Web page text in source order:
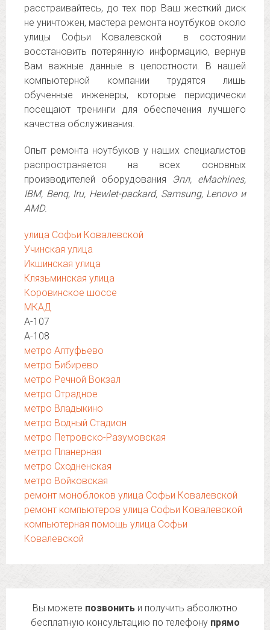
расстраивайтесь, до тех пор Ваш жесткий диск
не уничтожен, мастера ремонта ноутбуков около
улицы Софьи Ковалевской в состоянии
восстановить потерянную информацию, вернув
Вам важные данные в целостности. В нашей
компьютерной компании трудятся лишь
обученные инженеры, которые периодически
посещают тренинги для обеспечения лучшего
качества обслуживания.
Опыт ремонта ноутбуков у наших специалистов
распространяется на всех основных
производителей оборудования
Эпл, eMachines,
IBM, Benq, Iru, Hewlet-packard, Samsung, Lenovo и
AMD.
улица Софьи Ковалевской
Учинская улица
Икшинская улица
Клязьминская улица
Коровинское шоссе
МКАД
А-107
А-108
метро Алтуфьево
метро Бибирево
метро Речной Вокзал
метро Отрадное
метро Владыкино
метро Водный Стадион
метро Петровско-Разумовская
метро Планерная
метро Сходненская
метро Войковская
ремонт моноблоков улица Софьи Ковалевской
ремонт компьютеров улица Софьи Ковалевской
компьютерная помощь улица Софьи
Ковалевской
Вы можете позвонить и получить абсолютно
бесплатную консультацию по телефону прямо